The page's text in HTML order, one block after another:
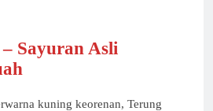
Sayuran Asli
kuning keorenan, Terung